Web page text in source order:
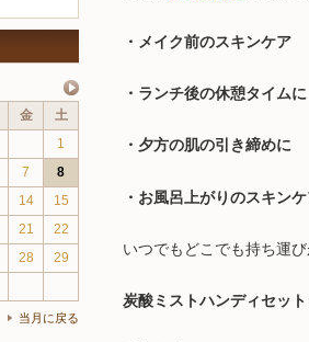
・メイク前のスキンケア
・ランチ後の休憩タイムに
・夕方の肌の引き締めに
・お風呂上がりのスキン
いつでもどこでも持ち運
炭酸ミストハンディセット
金
土
1
7
8
14
15
21
22
28
29
当月に戻る